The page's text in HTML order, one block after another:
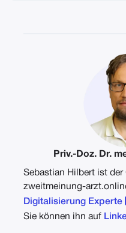
Priv.-Doz. Dr.
Sebastian Hilbert ist
zweitmeinung-
Digitalisierung Experte
Sie können ihn auf